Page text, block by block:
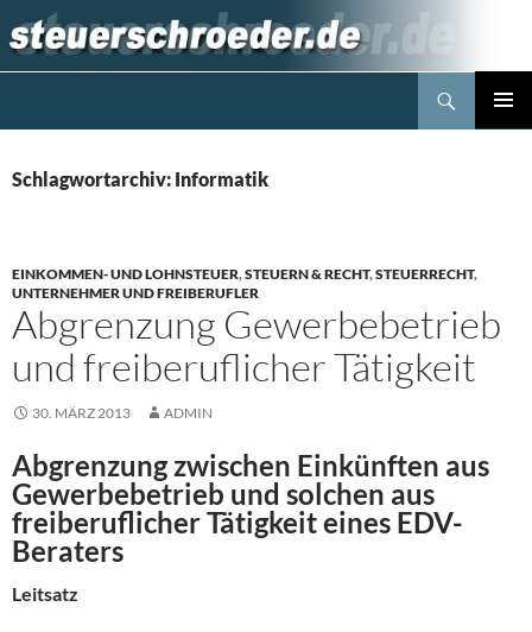
Inhalt
springen
Schlagwortarchiv: Informatik
EINKOMMEN- UND LOHNSTEUER,STEUERN & RECHT,STEUERRECHT,
UNTERNEHMER UND FREIBERUFLER
Abgrenzung Gewerbebetrieb
und freiberuflicher Tätigkeit
30. MÄRZ 2013 ADMIN
Abgrenzung zwischen Einkünften aus
Gewerbebetrieb und solchen aus
freiberuflicher Tätigkeit eines EDV-
Beraters
Leitsatz